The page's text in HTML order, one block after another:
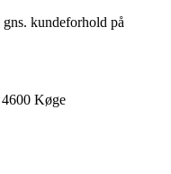
kundeforhold på
4600 Køge